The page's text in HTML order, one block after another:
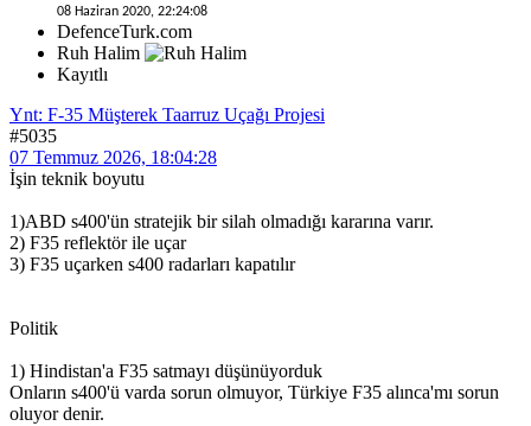
08 Haziran 2020, 22:24:08
DefenceTurk.com
Ruh Halim
Kayıtlı
Ynt: F-35 Müşterek Taarruz Uçağı Projesi
#5035
07 Temmuz 2026, 18:04:28
İşin teknik boyutu
1)ABD s400'ün stratejik bir silah olmadığı kararına varır.
2) F35 reflektör ile uçar
3) F35 uçarken s400 radarları kapatılır
Politik
1) Hindistan'a F35 satmayı düşünüyorduk
Onların s400'ü varda sorun olmuyor, Türkiye F35 alınca'mı sorun
oluyor denir.